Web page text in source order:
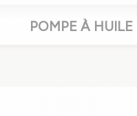
POMPE À HUILE